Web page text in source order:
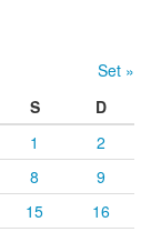
Set »
S
D
1
2
8
9
15
16